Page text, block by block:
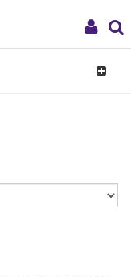
My
Toggle